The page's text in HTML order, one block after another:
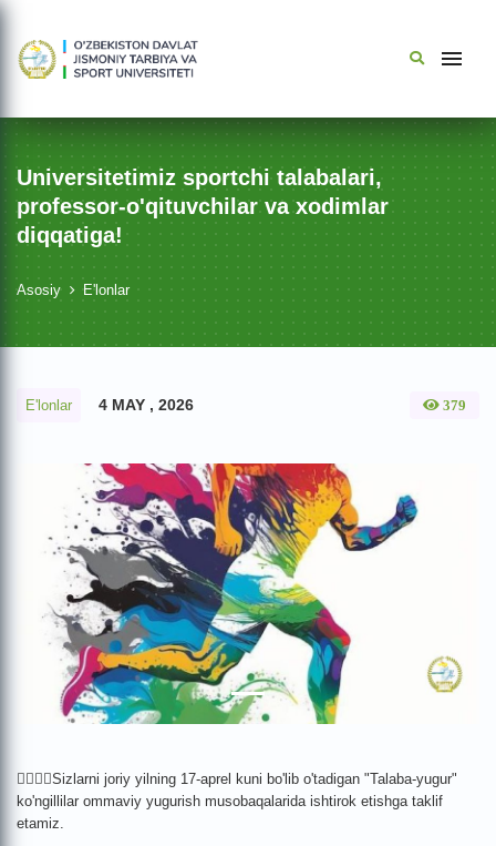
Universitetimiz sportchi talabalari,
professor-o'qituvchilar va xodimlar
diqqatiga!
Asosiy E'lonlar
E'lonlar 4 MAY , 2026 379
🏃‍♂️🏃‍♀️Sizlarni joriy yilning 17-aprel kuni bo'lib o'tadigan "Talaba-yugur"
ko'ngillilar ommaviy yugurish musobaqalarida ishtirok etishga taklif
etamiz.